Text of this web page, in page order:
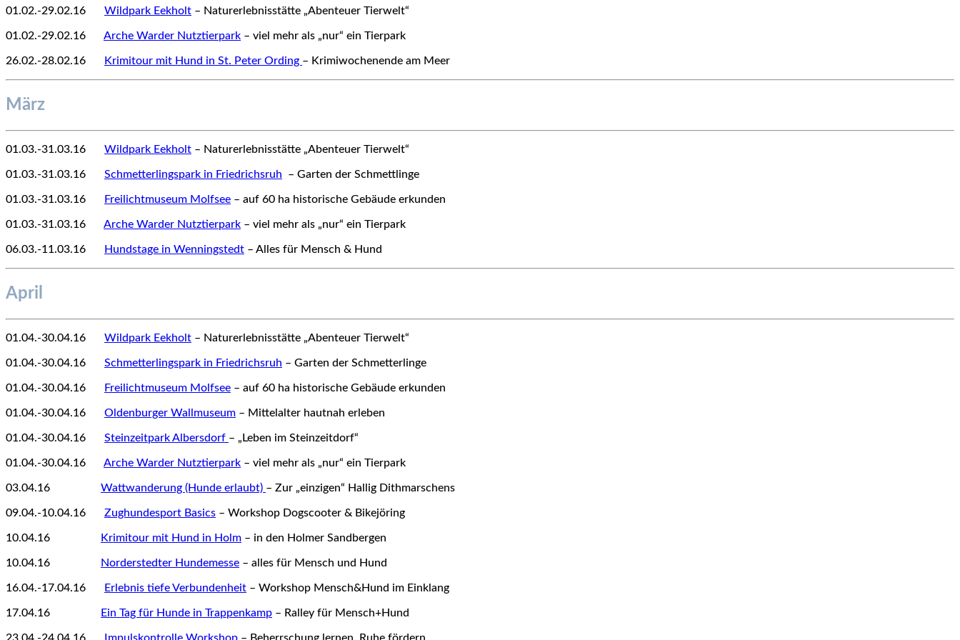
01.02.-29.02.16 Wildpark Eekholt – Naturerlebnisstätte „Abenteuer Tierwelt“
01.02.-29.02.16 Arche Warder Nutztierpark – viel mehr als „nur“ ein Tierpark
26.02.-28.02.16 Krimitour mit Hund in St. Peter Ording – Krimiwochenende am Meer
März
01.03.-31.03.16 Wildpark Eekholt – Naturerlebnisstätte „Abenteuer Tierwelt“
01.03.-31.03.16 Schmetterlingspark in Friedrichsruh – Garten der Schmettlinge
01.03.-31.03.16 Freilichtmuseum Molfsee – auf 60 ha historische Gebäude erkunden
01.03.-31.03.16 Arche Warder Nutztierpark – viel mehr als „nur“ ein Tierpark
06.03.-11.03.16 Hundstage in Wenningstedt – Alles für Mensch & Hund
April
01.04.-30.04.16 Wildpark Eekholt – Naturerlebnisstätte „Abenteuer Tierwelt“
01.04.-30.04.16 Schmetterlingspark in Friedrichsruh – Garten der Schmetterlinge
01.04.-30.04.16 Freilichtmuseum Molfsee – auf 60 ha historische Gebäude erkunden
01.04.-30.04.16 Oldenburger Wallmuseum – Mittelalter hautnah erleben
01.04.-30.04.16 Steinzeitpark Albersdorf – „Leben im Steinzeitdorf“
01.04.-30.04.16 Arche Warder Nutztierpark – viel mehr als „nur“ ein Tierpark
03.04.16 Wattwanderung (Hunde erlaubt) – Zur „einzigen“ Hallig Dithmarschens
09.04.-10.04.16 Zughundesport Basics – Workshop Dogscooter & Bikejöring
10.04.16 Krimitour mit Hund in Holm – in den Holmer Sandbergen
10.04.16 Norderstedter Hundemesse – alles für Mensch und Hund
16.04.-17.04.16 Erlebnis tiefe Verbundenheit – Workshop Mensch&Hund im Einklang
17.04.16 Ein Tag für Hunde in Trappenkamp – Ralley für Mensch+Hund
23.04.-24.04.16 Impulskontrolle Workshop – Beherrschung lernen, Ruhe fördern